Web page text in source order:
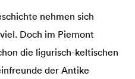
nehmen sich
Doch im Piemont
die ligurisch-keltischen
der Antike